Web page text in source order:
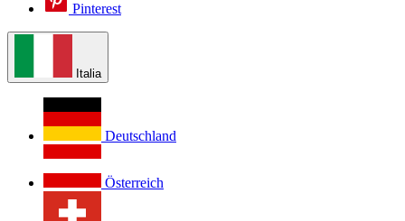
Pinterest
Italia
Deutschland
Österreich